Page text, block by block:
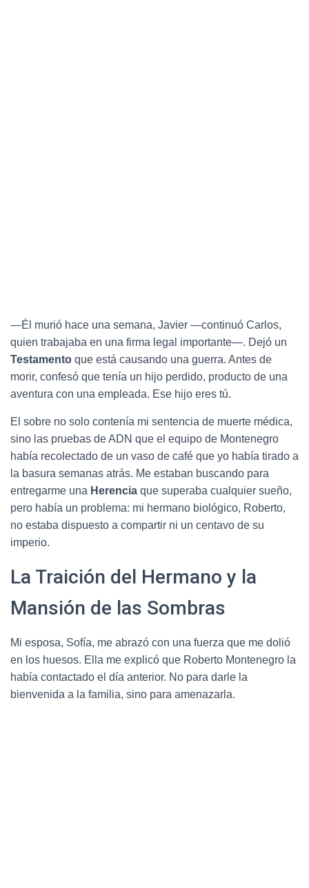
—Él murió hace una semana, Javier —continuó Carlos,
quien trabajaba en una firma legal importante—. Dejó un
Testamento que está causando una guerra. Antes de
morir, confesó que tenía un hijo perdido, producto de una
aventura con una empleada. Ese hijo eres tú.
El sobre no solo contenía mi sentencia de muerte médica,
sino las pruebas de ADN que el equipo de Montenegro
había recolectado de un vaso de café que yo había tirado a
la basura semanas atrás. Me estaban buscando para
entregarme una Herencia que superaba cualquier sueño,
pero había un problema: mi hermano biológico, Roberto,
no estaba dispuesto a compartir ni un centavo de su
imperio.
La Traición del Hermano y la
Mansión de las Sombras
Mi esposa, Sofía, me abrazó con una fuerza que me dolió
en los huesos. Ella me explicó que Roberto Montenegro la
había contactado el día anterior. No para darle la
bienvenida a la familia, sino para amenazarla.